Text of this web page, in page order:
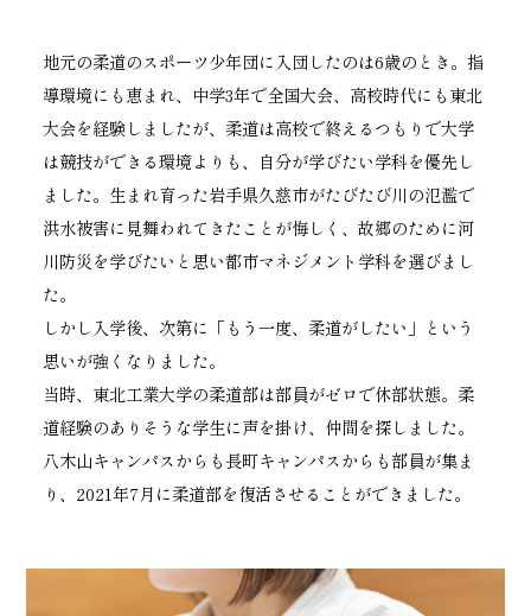
地元の柔道のスポーツ少年団に入団したのは6歳のとき。指
導環境にも恵まれ、中学3年で全国大会、高校時代にも東北
大会を経験しましたが、柔道は高校で終えるつもりで大学
は競技ができる環境よりも、自分が学びたい学科を優先し
ました。生まれ育った岩手県久慈市がたびたび川の氾濫で
洪水被害に見舞われてきたことが悔しく、故郷のために河
川防災を学びたいと思い都市マネジメント学科を選びまし
た。
しかし入学後、次第に「もう一度、柔道がしたい」という
思いが強くなりました。
当時、東北工業大学の柔道部は部員がゼロで休部状態。柔
道経験のありそうな学生に声を掛け、仲間を探しました。
八木山キャンパスからも長町キャンパスからも部員が集ま
り、2021年7月に柔道部を復活させることができました。